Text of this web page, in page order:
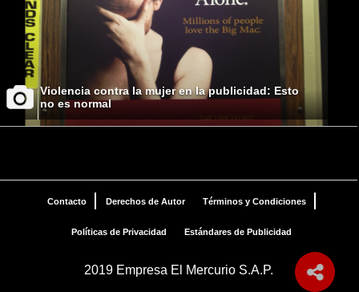
Violencia contra la mujer en la publicidad: Esto
no es normal
Contacto Derechos de Autor Términos y Condiciones
Políticas de Privacidad Estándares de Publicidad
2019 Empresa El Mercurio S.A.P.